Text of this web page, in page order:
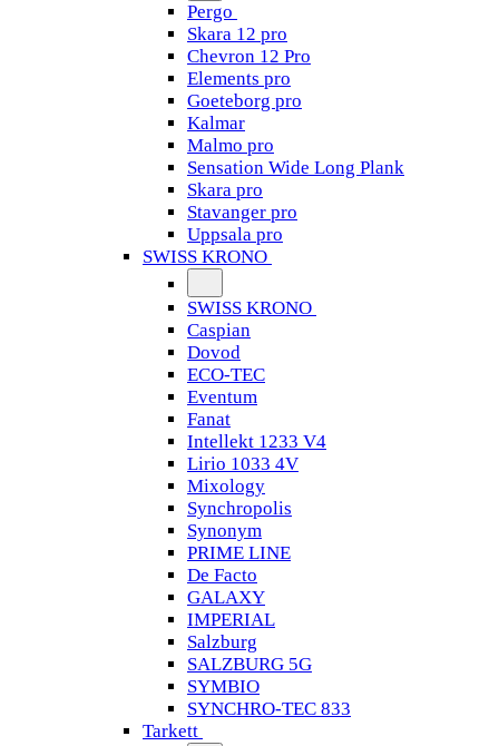
Pergo
Skara 12 pro
Chevron 12 Pro
Elements pro
Goeteborg pro
Kalmar
Malmo pro
Sensation Wide Long Plank
Skara pro
Stavanger pro
Uppsala pro
SWISS KRONO
SWISS KRONO
Caspian
Dovod
ECO-TEC
Eventum
Fanat
Intellekt 1233 V4
Lirio 1033 4V
Mixology
Synchropolis
Synonym
PRIME LINE
De Facto
GALAXY
IMPERIAL
Salzburg
SALZBURG 5G
SYMBIO
SYNCHRO-TEC 833
Tarkett